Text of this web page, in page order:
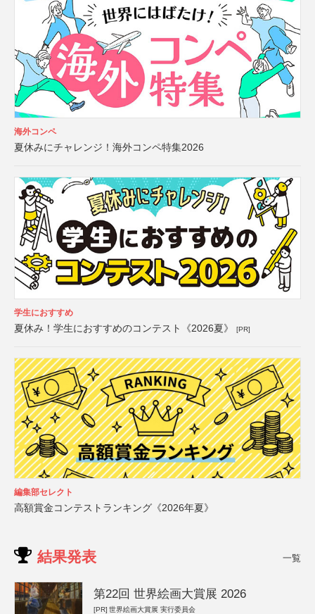
海外コンペ
夏休みにチャレンジ！海外コンペ特集2026
学生におすすめ
夏休み！学生におすすめのコンテスト《2026夏》 [PR]
編集部セレクト
高額賞金コンテストランキング《2026年夏》
結果発表 一覧
第22回 世界絵画大賞展 2026
[PR] 世界絵画大賞展 実行委員会